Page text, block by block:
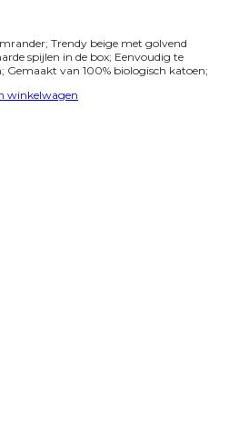
Trendy beige met golvend
spijlen in de box; Eenvoudig te
Gemaakt van 100% biologisch katoen;
winkelwagen